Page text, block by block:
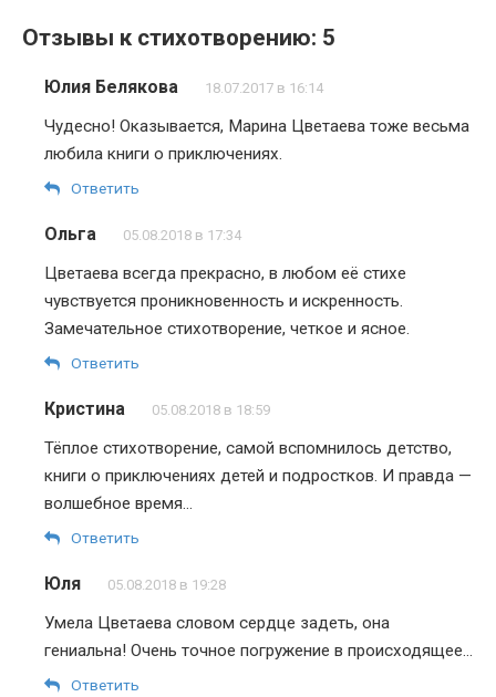
Отзывы к стихотворению: 5
Юлия Белякова 18.07.2017 в 16:14
Чудесно! Оказывается, Марина Цветаева тоже весьма
любила книги о приключениях.
Ответить
Ольга 05.08.2018 в 17:34
Цветаева всегда прекрасно, в любом её стихе
чувствуется проникновенность и искренность.
Замечательное стихотворение, четкое и ясное.
Ответить
Кристина 05.08.2018 в 18:59
Тёплое стихотворение, самой вспомнилось детство,
книги о приключениях детей и подростков. И правда —
волшебное время…
Ответить
Юля 05.08.2018 в 19:28
Умела Цветаева словом сердце задеть, она
гениальна! Очень точное погружение в происходящее…
Ответить